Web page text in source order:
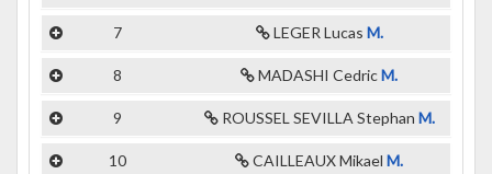
7 LEGER Lucas M.
8 MADASHI CedricM.
9 ROUSSEL SEVILLA Stephan M.
10 CAILLEAUX MikaelM.